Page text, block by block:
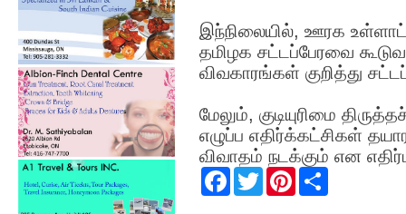
இந்நிலையில், ஊரக
தமிழக சட்டப்பேரவை
விவகாரங்கள் குறித்து
மேலும், குடியுரிமை
எழுப்ப எதிர்க்கட்சிகள்
விவாதம் நடக்கும் என
F
T
w
P